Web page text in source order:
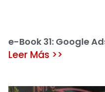
e-Book 31: Google
Leer Más >>